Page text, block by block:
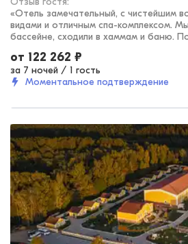
«Отель замечательный, с чистейшим
видами и отличным спа-комплексом.
бассейне, сходили в хаммам и баню.
от 122 262 ₽
за 7 ночей / 1 гость
Моментальное подтверждение